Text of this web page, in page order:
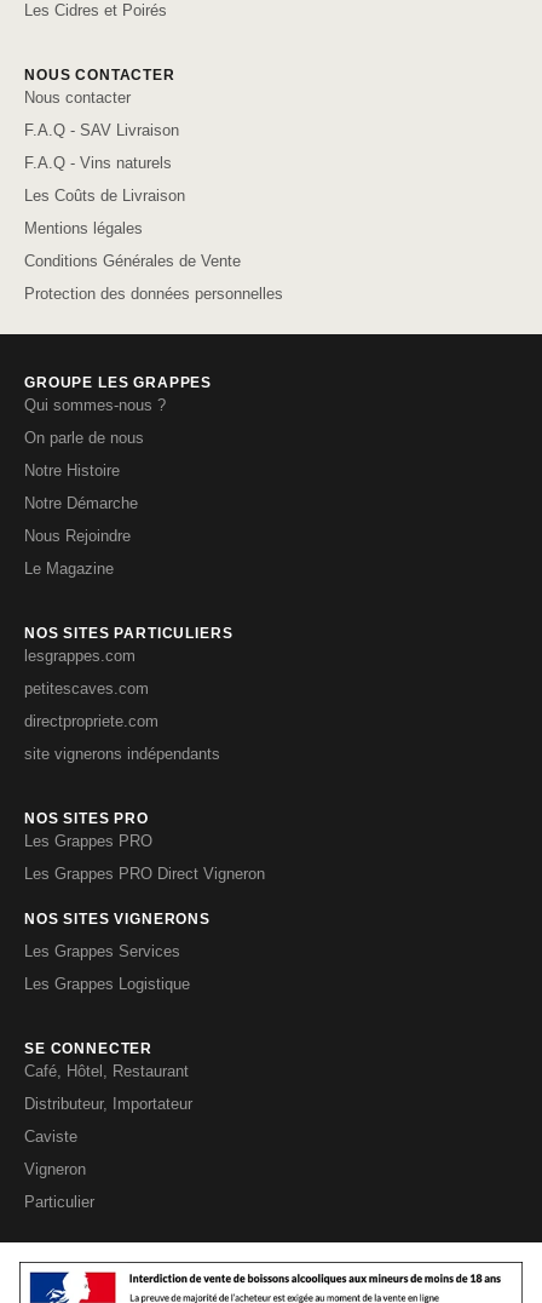
Les Cidres et Poirés
NOUS CONTACTER
Nous contacter
F.A.Q - SAV Livraison
F.A.Q - Vins naturels
Les Coûts de Livraison
Mentions légales
Conditions Générales de Vente
Protection des données personnelles
GROUPE LES GRAPPES
Qui sommes-nous ?
On parle de nous
Notre Histoire
Notre Démarche
Nous Rejoindre
Le Magazine
NOS SITES PARTICULIERS
lesgrappes.com
petitescaves.com
directpropriete.com
site vignerons indépendants
NOS SITES PRO
Les Grappes PRO
Les Grappes PRO Direct Vigneron
NOS SITES VIGNERONS
Les Grappes Services
Les Grappes Logistique
SE CONNECTER
Café, Hôtel, Restaurant
Distributeur, Importateur
Caviste
Vigneron
Particulier